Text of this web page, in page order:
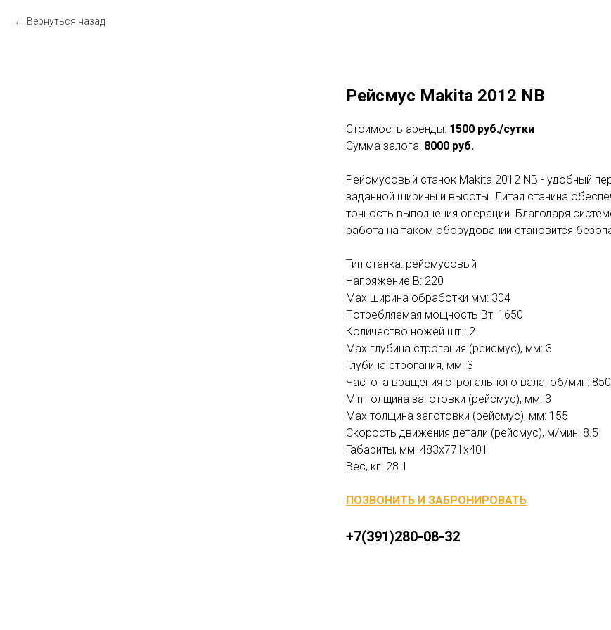
Вернуться назад
Рейсмус Makita 2012 NB
Стоимость аренды: 1500 руб./сутки
Сумма залога: 8000 руб.
Рейсмусовый станок Makita 2012 NB - удобный
заданной ширины и высоты. Литая станина
точность выполнения операции. Благодаря
работа на таком оборудовании становится
Тип станка: рейсмусовый
Напряжение В: 220
Max ширина обработки мм: 304
Потребляемая мощность Вт: 1650
Количество ножей шт.: 2
Max глубина строгания (рейсмус), мм: 3
Глубина строгания, мм: 3
Частота вращения строгального вала, об/мин:
Min толщина заготовки (рейсмус), мм: 3
Max толщина заготовки (рейсмус), мм: 155
Скорость движения детали (рейсмус), м/мин: 8.5
Габариты, мм: 483x771x401
Вес, кг: 28.1
ПОЗВОНИТЬ И ЗАБРОНИРОВАТЬ
+7(391)280-08-32